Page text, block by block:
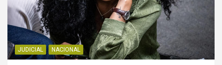
JUDICIAL NACIONAL